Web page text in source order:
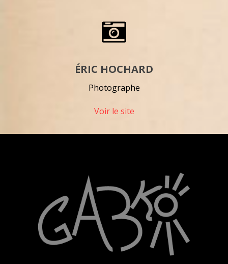
ÉRIC HOCHARD
Photographe
Voir le site